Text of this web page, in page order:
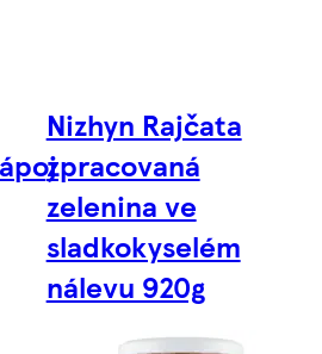
Nizhyn Rajčata
zpracovaná
zelenina ve
sladkokyselém
nálevu 920g